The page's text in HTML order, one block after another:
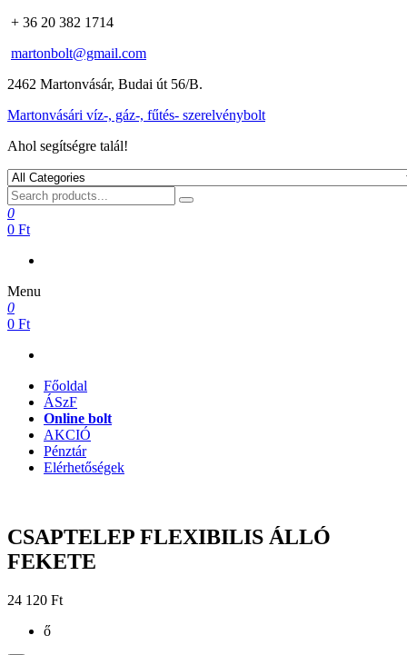
+ 36 20 382 1714
martonbolt@gmail.com
2462 Martonvásár, Budai út 56/B.
Martonvásári víz-, gáz-, fűtés- szerelvénybolt
Ahol segítségre talál!
0
0 Ft
Menu
0
0 Ft
Főoldal
ÁSzF
Online bolt
AKCIÓ
Pénztár
Elérhetőségek
CSAPTELEP FLEXIBILIS ÁLLÓ
FEKETE
24 120 Ft
ő